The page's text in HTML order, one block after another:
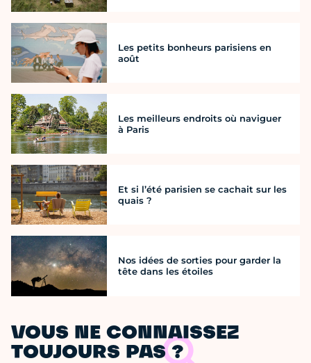
Les petits bonheurs parisiens en
août
Les meilleurs endroits où naviguer
à Paris
Et si l’été parisien se cachait sur les
quais ?
Nos idées de sorties pour garder la
tête dans les étoiles
VOUS NE CONNAISSEZ
TOUJOURS PAS ?